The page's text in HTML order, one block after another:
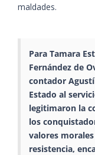
maldades.
Para Tamara
Fernández de
contador
Estado al
legitimaron la
los
valores
resistencia,